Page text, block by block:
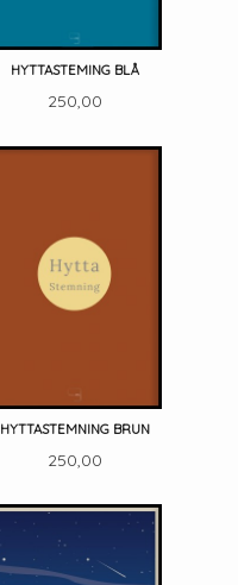
HYTTASTEMING BLÅ
Pris
250,00
HYTTASTEMNING BRUN
Pris
250,00